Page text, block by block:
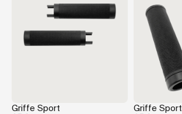
Griffe Sport Griffe Sport